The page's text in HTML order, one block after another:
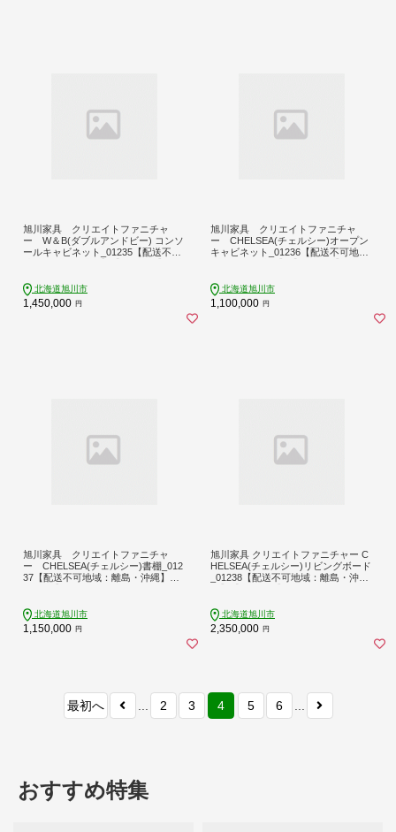
旭川家具 クリエイトファニチャ
ー W＆B(ダブルアンドビー) コンソ
ールキャビネット_01235【配送不可
北海道旭川市
1,450,000 円
旭川家具 クリエイトファニチャ
ー CHELSEA(チェルシー)オープン
キャビネット_01236【配送不可地
北海道旭川市
1,100,000 円
旭川家具 クリエイトファニチャ
ー CHELSEA(チェルシー)書棚_012
37【配送不可地域：離島・沖縄】【1
北海道旭川市
1,150,000 円
旭川家具 クリエイトファニチャー C
HELSEA(チェルシー)リビングボード
_01238【配送不可地域：離島・沖
北海道旭川市
2,350,000 円
最初へ 2 3 4 5 6
おすすめ特集